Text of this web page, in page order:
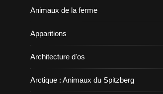
Animaux de la ferme
Apparitions
Architecture d'os
Arctique : Animaux du Spitzberg